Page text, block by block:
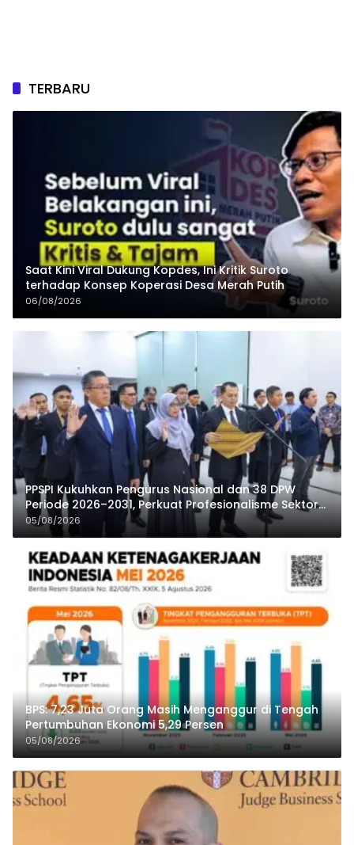
TERBARU
Saat Kini Viral Dukung Kopdes, Ini Kritik Suroto
terhadap Konsep Koperasi Desa Merah Putih
06/08/2026
PPSPI Kukuhkan Pengurus Nasional dan 38 DPW
Periode 2026–2031, Perkuat Profesionalisme Sektor
Publik
05/08/2026
BPS: 7,23 Juta Orang Masih Menganggur di Tengah
Pertumbuhan Ekonomi 5,29 Persen
05/08/2026